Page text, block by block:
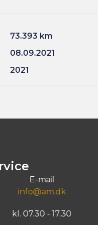
73.393 km
08.09.2021
2021
E-mail
info@am.dk
kl. 07.30 - 17.30